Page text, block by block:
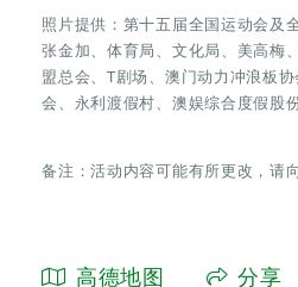
照片提供：第十五届全国运动会及
张金加、体育局、文化局、美高梅
盟总会、T剧场、澳门动力冲浪板
会、永利渡假村、澳娱综合度假股
备注：活动内容可能有所更改，请
高德地图 分享